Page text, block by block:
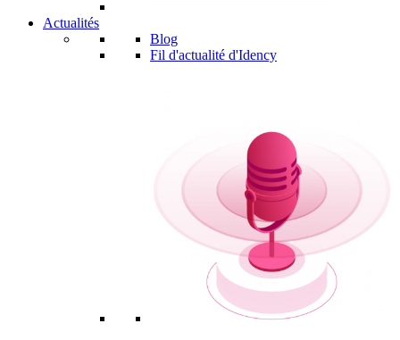
Actualités
Blog
Fil d'actualité d'Idency